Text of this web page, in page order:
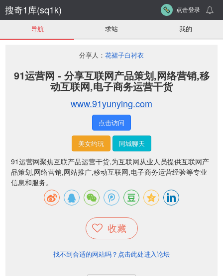
搜奇1库(sq1k) 点击登录
导航 求站 我的
分享人： 花裙子白衬衣
91运营网 - 分享互联网产品策划,网络营销,移
动互联网,电子商务运营干货
www.91yunying.com
点击访问
美女约玩 同城聊天
91运营网聚焦互联产品运营干货,为互联网从业人员提供互联网产
品策划,网络营销,网站推广,移动互联网,电子商务运营经验等专业
信息和服务。
收藏
找不到合适的网站吗？点击此处进入论坛